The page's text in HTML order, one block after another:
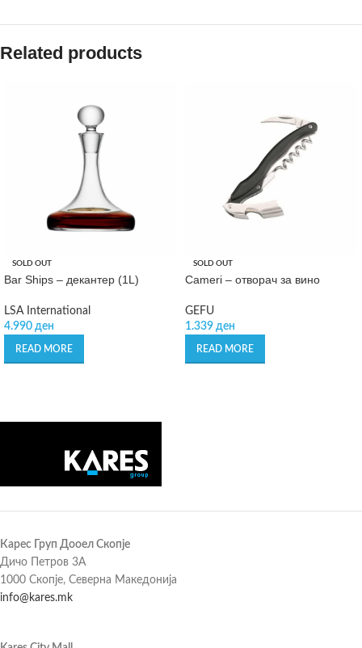
Related products
SOLD OUT
Bar Ships – декантер (1L)
LSA International
4.990 ден
READ MORE
SOLD OUT
Cameri – отворач за вино
GEFU
1.339 ден
READ MORE
Карес Груп Дооел Скопје
Дичо Петров 3А
1000 Скопје, Северна Македонија
info@kares.mk